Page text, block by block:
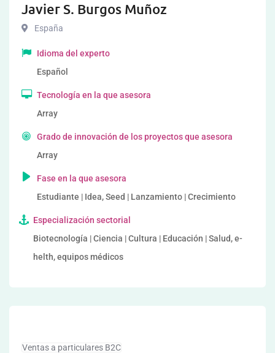
Javier S. Burgos Muñoz
España
Idioma del experto
Español
Tecnología en la que asesora
Array
Grado de innovación de los proyectos que asesora
Array
Fase en la que asesora
Estudiante | Idea, Seed | Lanzamiento | Crecimiento
Especialización sectorial
Biotecnología | Ciencia | Cultura | Educación | Salud, e-
helth, equipos médicos
Ventas a particulares B2C